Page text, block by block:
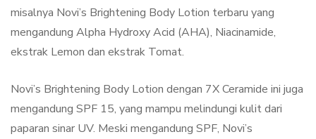
misalnya Novi’s Brightening Body Lotion terbaru yang
mengandung Alpha Hydroxy Acid (AHA), Niacinamide,
ekstrak Lemon dan ekstrak Tomat.
Novi’s Brightening Body Lotion dengan 7X Ceramide ini juga
mengandung SPF 15, yang mampu melindungi kulit dari
paparan sinar UV. Meski mengandung SPF, Novi’s